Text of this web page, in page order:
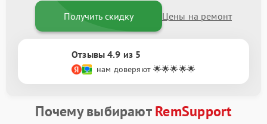
Получить скидку Цены на ремонт
Отзывы 4.9 из 5
нам доверяют 🌟🌟🌟🌟🌟
Почему выбираютRemSupport